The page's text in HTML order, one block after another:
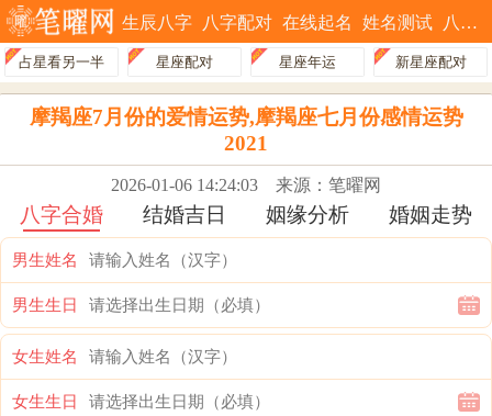
生辰八字 八字配对 在线起名 姓名测试 八字排盘
占星看另一半 星座配对 星座年运 新星座配对
摩羯座7月份的爱情运势,摩羯座七月份感情运势
2021
2026-01-06 14:24:03 来源：笔曜网
八字合婚 结婚吉日 姻缘分析 婚姻走势
男生姓名
男生生日
女生姓名
女生生日